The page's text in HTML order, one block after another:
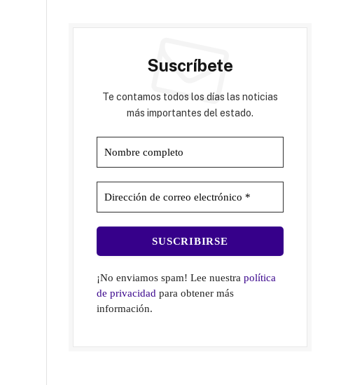
Suscríbete
Te contamos todos los días las noticias
más importantes del estado.
¡No enviamos spam! Lee nuestrapolítica
de privacidad para obtener más
información.